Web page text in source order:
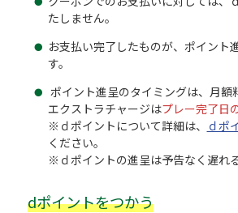
たしません。
お支払い完了したものが、ポイント
す。
ポイント進呈のタイミングは、月額
エクストラチャージはプレー完了日
※ｄポイントについて詳細は、 ｄポ
ください。
※ｄポイントの進呈は予告なく遅れ
dポイントをつかう